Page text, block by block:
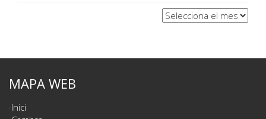
Arxius
MAPA WEB
Inici